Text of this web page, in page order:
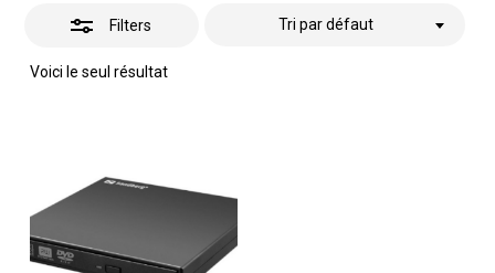
Filters
Voici le seul résultat
Tri par défaut